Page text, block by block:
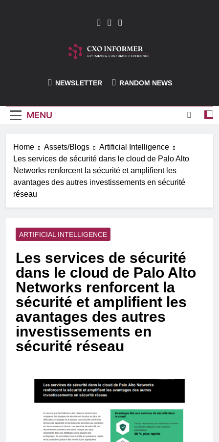
CXO-Informer
NEWSLETTER RANDOM NEWS
MENU
Home Assets/Blogs
Artificial Intelligence
Les services de sécurité dans le cloud de Palo Alto
Networks renforcent la sécurité et amplifient les
avantages des autres investissements en sécurité
réseau
ARTIFICIAL INTELLIGENCE
Les services de sécurité
dans le cloud de Palo Alto
Networks renforcent la
sécurité et amplifient les
avantages des autres
investissements en
sécurité réseau